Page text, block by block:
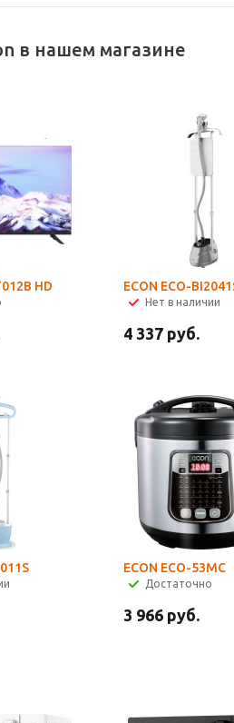
в нашем магазине
HD ECON ECO-
Нет в наличии
4 337руб.
ECON ECO-53MC
Достаточно
3 966руб.